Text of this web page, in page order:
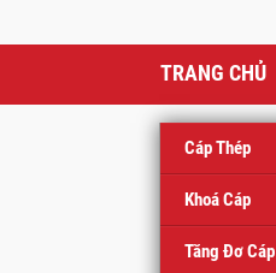
TRANG CHỦ
Cáp Thép
Khoá Cáp
Tăng Đơ Cáp